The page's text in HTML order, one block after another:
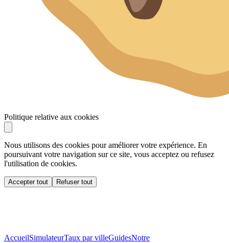
Politique relative aux cookies
Nous utilisons des cookies pour améliorer votre expérience. En
poursuivant votre navigation sur ce site, vous acceptez ou refusez
l'utilisation de cookies.
Accepter tout Refuser tout
AccueilSimulateurTaux par villeGuidesNotre